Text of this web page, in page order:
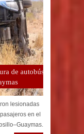
de autobús
lesionadas
en el